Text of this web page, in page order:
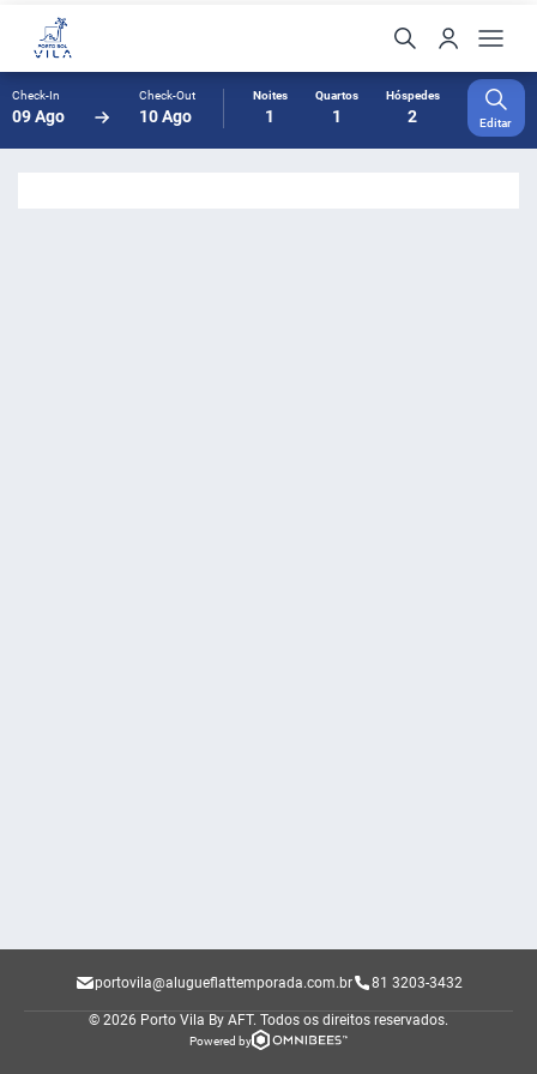
Check-In
09 Ago
Check-Out
10 Ago
Noites
1
Quartos
1
Hóspedes
2 Editar
portovila@alugueflattemporada.com.br ​81 3203-3432
© 2026 Porto Vila By AFT. Todos os direitos reservados.
Powered by